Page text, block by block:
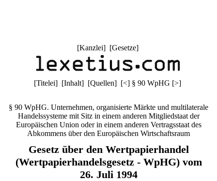
[Kanzlei] [Gesetze]
[Titelei] [Inhalt] [Quellen] [<] § 90 WpHG [>]
§ 90 WpHG. Unternehmen, organisierte Märkte und multilaterale
Handelssysteme mit Sitz in einem anderen Mitgliedstaat der
Europäischen Union oder in einem anderen Vertragsstaat des
Abkommens über den Europäischen Wirtschaftsraum
Gesetz über den Wertpapierhandel
(Wertpapierhandelsgesetz - WpHG) vom
26. Juli 1994